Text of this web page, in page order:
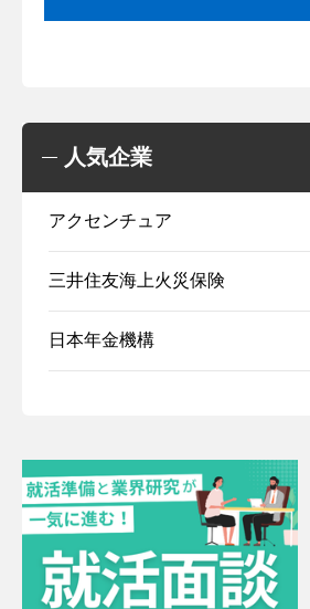
人気企業
アクセンチュア
三井住友海上火災保険
日本年金機構